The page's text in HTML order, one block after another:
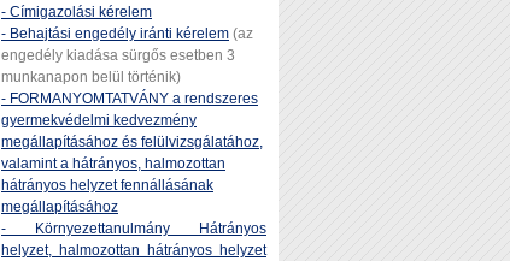
- Címigazolási kérelem
- Behajtási engedély iránti kérelem (az
engedély kiadása sürgős esetben 3
munkanapon belül történik)
- FORMANYOMTATVÁNY a rendszeres
gyermekvédelmi kedvezmény
megállapításához és felülvizsgálatához,
valamint a hátrányos, halmozottan
hátrányos helyzet fennállásának
megállapításához
- Környezettanulmány Hátrányos
helyzet, halmozottan hátrányos helyzet